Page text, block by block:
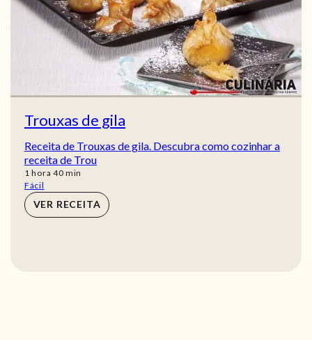
Trouxas de gila
Receita de Trouxas de gila. Descubra como cozinhar a
receita de Trou
1 hora
hora 40min
min
Fácil
VER RECEITA